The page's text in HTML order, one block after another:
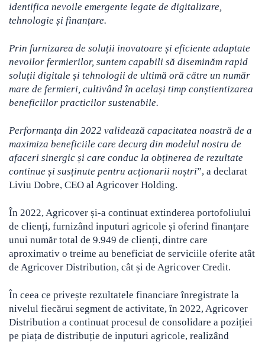
identifica nevoile emergente legate de digitalizare,
tehnologie și finanțare.
Prin furnizarea de soluții inovatoare și eficiente adaptate
nevoilor fermierilor, suntem capabili să diseminăm rapid
soluții digitale și tehnologii de ultimă oră către un număr
mare de fermieri, cultivând în același timp conștientizarea
beneficiilor practicilor sustenabile.
Performanța din 2022 validează capacitatea noastră de a
maximiza beneficiile care decurg din modelul nostru de
afaceri sinergic și care conduc la obținerea de rezultate
continue și susținute pentru acționarii noștri”, a declarat
Liviu Dobre, CEO al Agricover Holding.
În 2022, Agricover și-a continuat extinderea portofoliului
de clienți, furnizând inputuri agricole și oferind finanțare
unui număr total de 9.949 de clienți, dintre care
aproximativ o treime au beneficiat de serviciile oferite atât
de Agricover Distribution, cât și de Agricover Credit.
În ceea ce privește rezultatele financiare înregistrate la
nivelul fiecărui segment de activitate, în 2022, Agricover
Distribution a continuat procesul de consolidare a poziției
pe piața de distribuție de inputuri agricole, realizând